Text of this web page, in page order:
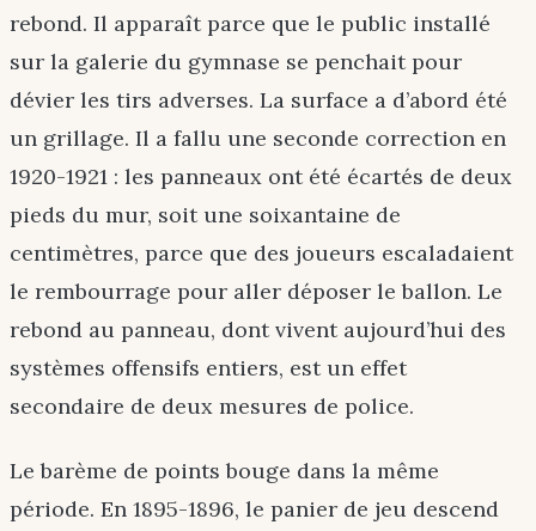
rebond. Il apparaît parce que le public installé
sur la galerie du gymnase se penchait pour
dévier les tirs adverses. La surface a d’abord été
un grillage. Il a fallu une seconde correction en
1920-1921 : les panneaux ont été écartés de deux
pieds du mur, soit une soixantaine de
centimètres, parce que des joueurs escaladaient
le rembourrage pour aller déposer le ballon. Le
rebond au panneau, dont vivent aujourd’hui des
systèmes offensifs entiers, est un effet
secondaire de deux mesures de police.
Le barème de points bouge dans la même
période. En 1895-1896, le panier de jeu descend